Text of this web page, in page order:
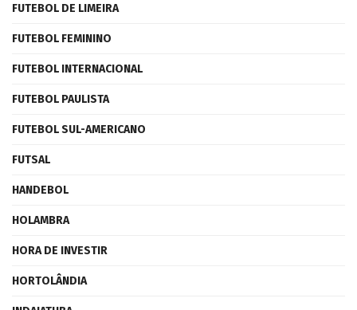
FUTEBOL DE LIMEIRA
FUTEBOL FEMININO
FUTEBOL INTERNACIONAL
FUTEBOL PAULISTA
FUTEBOL SUL-AMERICANO
FUTSAL
HANDEBOL
HOLAMBRA
HORA DE INVESTIR
HORTOLÂNDIA